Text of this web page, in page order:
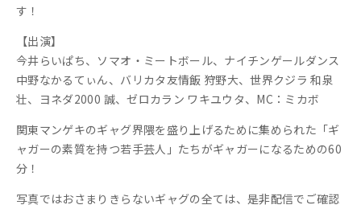
す！
【出演】
今井らいぱち、ソマオ・ミートボール、ナイチンゲールダンス
中野なかるてぃん、バリカタ友情飯 狩野大、世界クジラ 和泉
壮、ヨネダ2000 誠、ゼロカラン ワキユウタ、MC：ミカボ
関東マンゲキのギャグ界隈を盛り上げるために集められた「ギ
ャガーの素質を持つ若手芸人」たちがギャガーになるための60
分！
写真ではおさまりきらないギャグの全ては、是非配信でご確認